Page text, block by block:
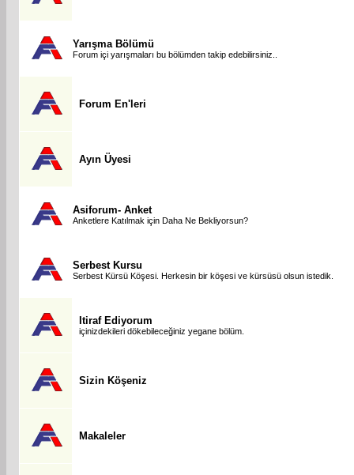
Yarışma Bölümü
Forum içi yarışmaları bu bölümden takip edebilirsiniz..
Forum En'leri
Ayın Üyesi
Asiforum- Anket
Anketlere Katılmak için Daha Ne Bekliyorsun?
Serbest Kursu
Serbest Kürsü Köşesi. Herkesin bir köşesi ve kürsüsü olsun istedik.
Itiraf Ediyorum
içinizdekileri dökebileceğiniz yegane bölüm.
Sizin Köşeniz
Makaleler